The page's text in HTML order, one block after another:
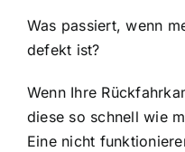
Was passiert, wenn
defekt ist?
Wenn Ihre
diese so schnell wie
Eine nicht